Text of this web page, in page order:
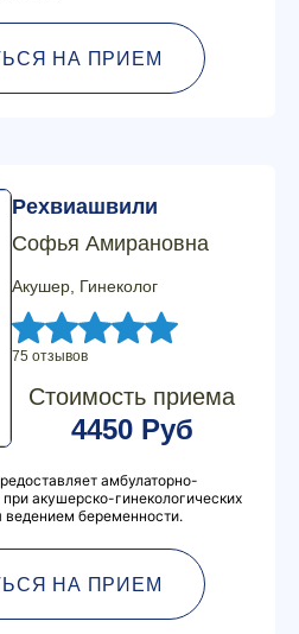
НА ПРИЕМ
Рехвиашвили
Софья Амирановна
Акушер, Гинеколог
75 отзывов
Стоимость приема
4450 Руб
амбулаторно-
акушерско-гинекологических
ведением беременности.
НА ПРИЕМ